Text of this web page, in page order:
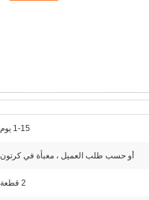
1-15 يوم
أو حسب طلب العميل ، معبأة في كرتون
2 قطعة